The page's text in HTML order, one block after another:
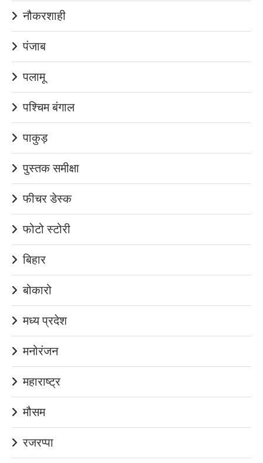
नौकरशाही
पंजाब
पलामू
पश्चिम बंगाल
पाकुड़
पुस्तक समीक्षा
फीचर डेस्क
फोटो स्टोरी
बिहार
बोकारो
मध्य प्रदेश
मनोरंजन
महाराष्ट्र
मौसम
रजरप्पा